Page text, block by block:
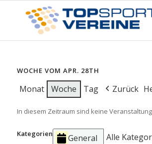
WOCHE VOM APR. 28TH
Monat Woche Tag Zurück
In diesem Zeitraum sind keine
Kategorien General
Alle